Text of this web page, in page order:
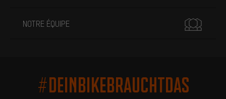
NOTRE ÉQUIPE
#DEINBIKEBRAUCHTDAS